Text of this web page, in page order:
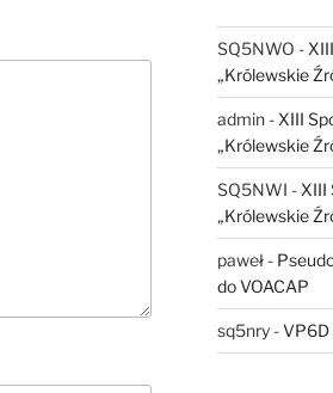
SQ5NWO -
„Królewskie
admin- XIII
„Królewskie
SQ5NWI - XIII
„Królewskie
paweł-
do VOACAP
sq5nry-VP6D